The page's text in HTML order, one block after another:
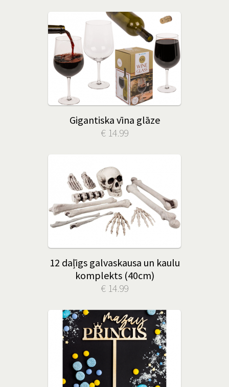
Gigantiska vīna glāze
€ 14.99
12 daļīgs galvaskausa un kaulu
komplekts (40cm)
€ 14.99